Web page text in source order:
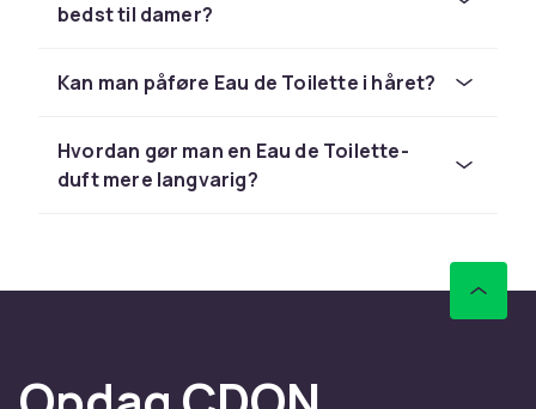
bedst til damer?
Kan man påføre Eau de Toilette i håret?
Hvordan gør man en Eau de Toilette-
duft mere langvarig?